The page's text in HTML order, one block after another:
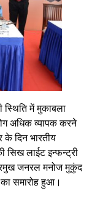
स्थिति में मुकाबला
अधिक व्यापक करने
दिन भारतीय
सिख लाईट इन्फन्ट्री
जनरल मनोज मुकुंद
समारोह हुआ।